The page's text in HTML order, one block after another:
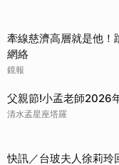
牽線慈濟高層就是他
網絡
鏡報
父親節!小孟老師2026
清水孟星座塔羅
快訊／台玻夫人徐莉